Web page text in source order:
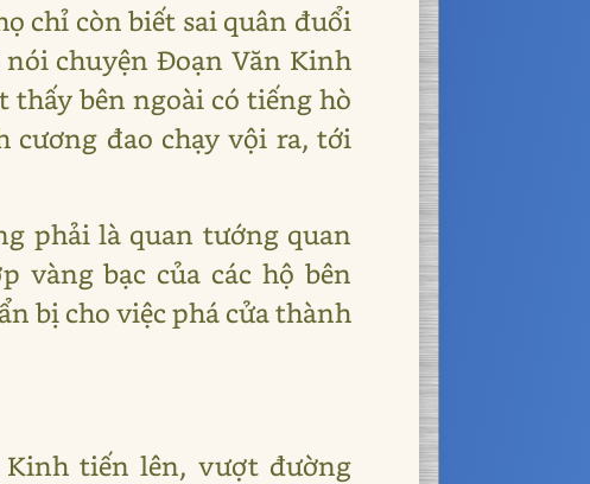
chỉ còn biết sai quân đuổi
chuyện Đoạn Văn Kinh
bên ngoài có tiếng hò
cương đao chạy vội ra, tới
phải là quan tướng quan
bạc của các hộ bên
bị cho việc phá cửa thành
Kinh tiến lên, vượt đường